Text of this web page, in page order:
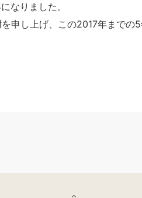
なりました。
申し上げ、この2017年までの